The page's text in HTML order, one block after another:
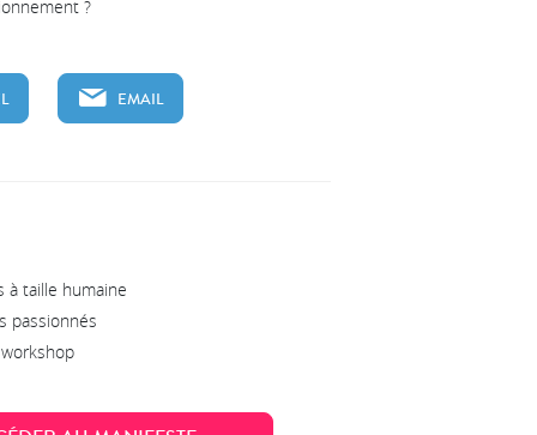
?
EMAIL
à taille humaine
passionnés